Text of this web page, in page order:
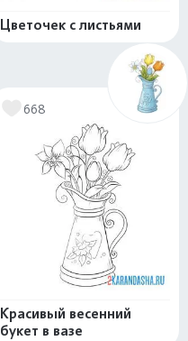
Цветочек с листьями
668
Красивый весенний
букет в вазе